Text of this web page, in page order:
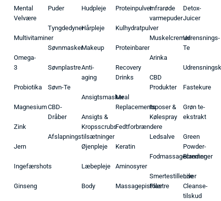
Mental
Velvære
Multivitaminer
Omega-
3
Probiotika
Magnesium
Zink
Jern
Ingefærshots
Ginseng
Puder
Tyngdedyner
Søvnmasker
Søvnplastre
Søvn-Te
CBD-
Dråber
Afslapningstilsætninger
Hudpleje
Hårpleje
Makeup
Anti-
aging
Ansigtsmasker
Ansigts &
Kropsscrubs
Øjenpleje
Læbepleje
Body
Proteinpulver
Kulhydratpulver
Proteinbarer
Recovery
Drinks
Meal
Replacements
Fedtforbrændere
Keratin
Aminosyrer
Massagepistoler
Infrarøde
varmepuder
Muskelcremer
Arinka
CBD
Produkter
Isposer &
Kølespray
Ledsalve
Fodmassagecremer
Smertestillende
Plastre
Detox-
Juicer
Udrensnings-
Te
Fastekure
Grøn te-
ekstrakt
Green
Powder-
Blandinger
Liver
Cleanse-
tilskud